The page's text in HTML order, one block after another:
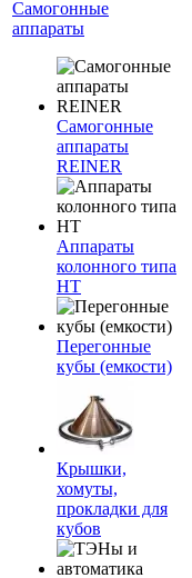
Самогонные
аппараты
Самогонные
аппараты
REINER
Аппараты
колонного типа
НТ
Перегонные
кубы (емкости)
Крышки,
хомуты,
прокладки для
кубов